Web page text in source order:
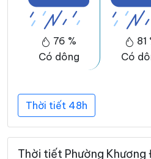
76 %
Có dông
81
Có
Thời tiết 48h
Thời tiết Phường